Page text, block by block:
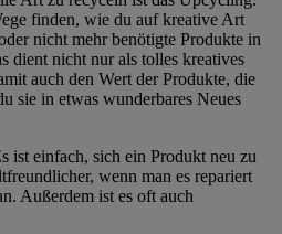
finden, wie du auf kreative Art
nicht mehr benötigte Produkte in
dient nicht nur als tolles kreatives
auch den Wert der Produkte, die
sie in etwas wunderbares Neues
ist einfach, sich ein Produkt neu zu
wenn man es repariert
Außerdem ist es oft auch